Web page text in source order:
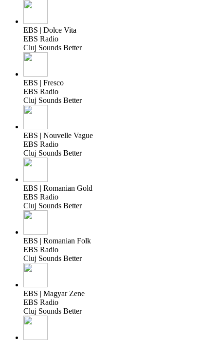
EBS | Dolce Vita
EBS Radio
Cluj Sounds Better
EBS | Fresco
EBS Radio
Cluj Sounds Better
EBS | Nouvelle Vague
EBS Radio
Cluj Sounds Better
EBS | Romanian Gold
EBS Radio
Cluj Sounds Better
EBS | Romanian Folk
EBS Radio
Cluj Sounds Better
EBS | Magyar Zene
EBS Radio
Cluj Sounds Better